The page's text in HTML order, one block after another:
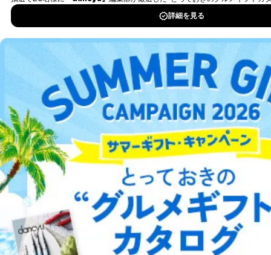
DOWNLOAD FOR IOS
DOWNLOAD FOR ANDROID
ご利用方法はこちら
総合案内
アフィリエイト 採用情報
プレスリリース お問い合わせ
利用規約プライバシーポリシー 特定商取引法に基づく表示
出版社の皆様へ
投資家の皆様へサイトマップ